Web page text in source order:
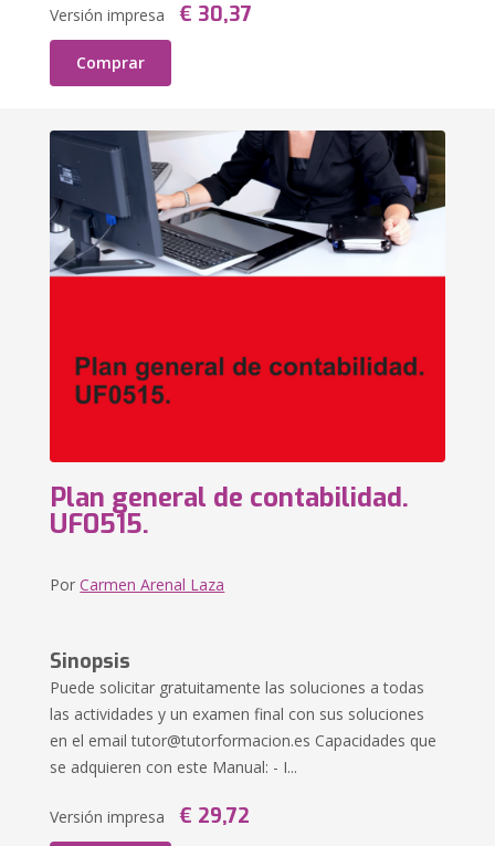
Versión impresa € 30,37
Comprar
Plan general de contabilidad.
UF0515.
PorCarmen Arenal Laza
Sinopsis
Puede solicitar gratuitamente las soluciones a todas
las actividades y un examen final con sus soluciones
en el emailtutor@tutorformacion.es Capacidades que
se adquieren con este Manual: - I...
Versión impresa € 29,72